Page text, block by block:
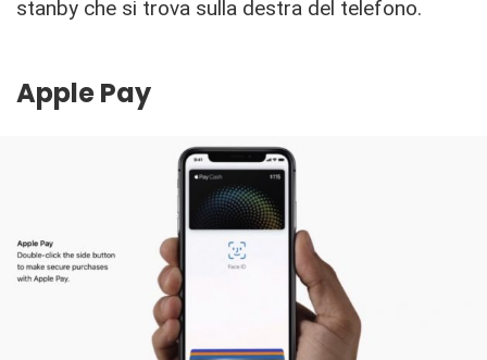
stanby che si trova sulla destra del telefono.
Apple Pay